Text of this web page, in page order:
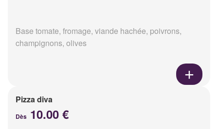
Base tomate, fromage, viande hachée, poivrons,
champignons, olives
Pizza diva
Dès 10.00 €